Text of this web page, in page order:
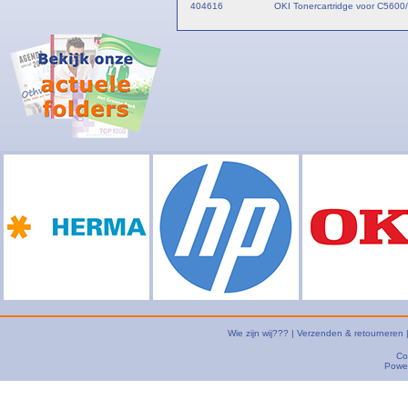
404616 OKI Tonercartridge voor
Wie zijn wij??? | Verzenden & retourneren